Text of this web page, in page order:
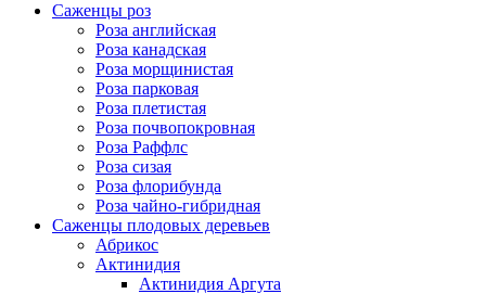
Саженцы роз
Роза английская
Роза канадская
Роза морщинистая
Роза парковая
Роза плетистая
Роза почвопокровная
Роза Раффлс
Роза сизая
Роза флорибунда
Роза чайно-гибридная
Саженцы плодовых деревьев
Абрикос
Актинидия
Актинидия Аргута